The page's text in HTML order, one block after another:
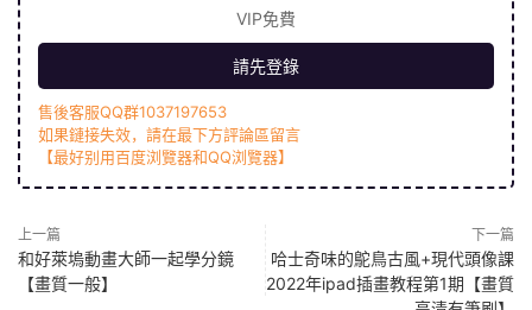
VIP免費
請先登錄
售後客服QQ群1037197653
如果鏈接失效，請在最下方評論區留言
【最好别用百度浏覽器和QQ浏覽器】
上一篇
和好萊塢動畫大師一起學分鏡
【畫質一般】
下一篇
哈士奇味的鴕鳥古風+現代頭像課
2022年ipad插畫教程第1期【畫質